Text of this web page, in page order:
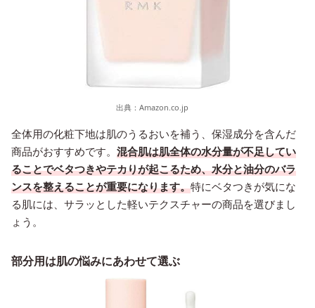
出典： Amazon.co.jp
全体用の化粧下地は肌のうるおいを補う、保湿成分を含んだ
商品がおすすめです。 混合肌は肌全体の水分量が不足してい
ることでベタつきやテカりが起こるため、水分と油分のバラ
ンスを整えることが重要になります。特にベタつきが気にな
る肌には、サラッとした軽いテクスチャーの商品を選びまし
ょう。
部分用は肌の悩みにあわせて選ぶ